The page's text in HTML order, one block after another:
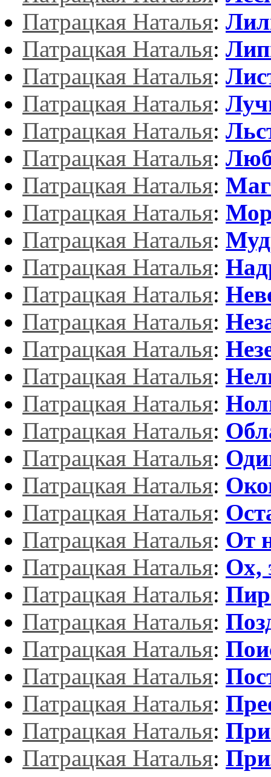
Патрацкая Наталья:
Патрацкая Наталья:
Патрацкая Наталья:
Патрацкая Наталья:
Патрацкая Наталья:
Патрацкая Наталья:
Патрацкая Наталья:
Патрацкая Наталья:
Патрацкая Наталья:
Патрацкая Наталья:
Патрацкая Наталья:
Патрацкая Наталья:
Патрацкая Наталья:
Патрацкая Наталья:
Патрацкая Наталья:
Патрацкая Наталья:
Патрацкая Наталья:
Патрацкая Наталья:
Патрацкая Наталья:
Патрацкая Наталья: От
Патрацкая Наталья: Ох,
Патрацкая Наталья:
Патрацкая Наталья:
Патрацкая Наталья:
Патрацкая Наталья:
Патрацкая Наталья:
Патрацкая Наталья:
Патрацкая Наталья: